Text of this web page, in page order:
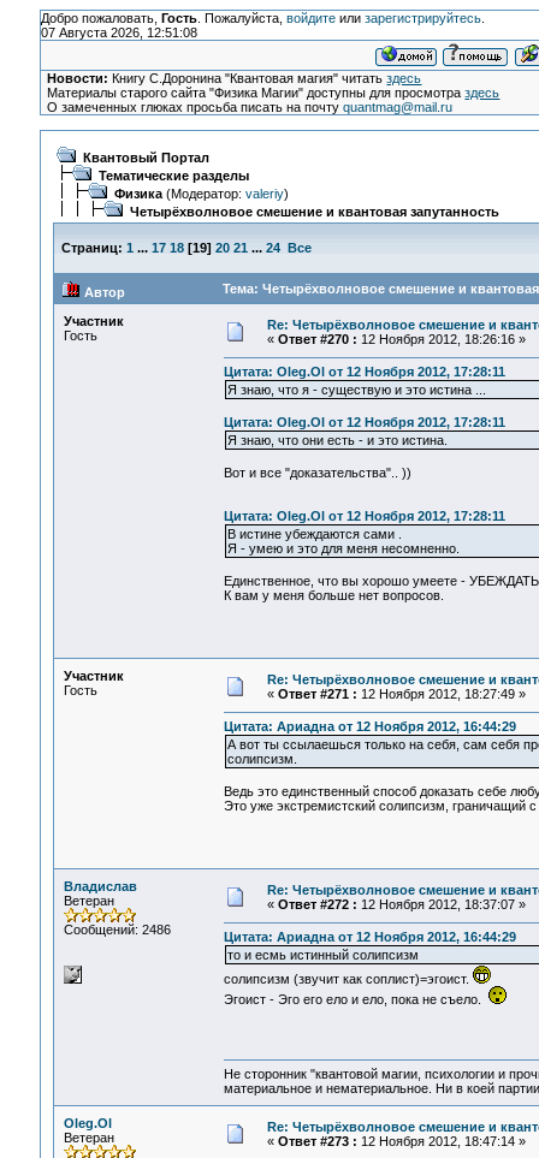
Добро пожаловать, Гость. Пожалуйста, войдитеили зарегистрируйтесь.
07 Августа 2026, 12:51:08
Новости: Книгу С.Доронина "Квантовая магия" читатьздесь
Материалы старого сайта "Физика Магии" доступны для просмотраздесь
О замеченных глюках просьба писать на почтуquantmag@mail.ru
Квантовый Портал
Тематические разделы
Физика(Модератор: valeriy)
Четырёхволновое смешение и квантовая запутанность
Страниц: 1 ... 17 18[19] 20 21 ... 24 Все
Автор Тема: Четырёхволновое смешение и
Участник
Гость
Re: Четырёхволновое смешение и
« Ответ #270 : 12 Ноября 2012, 18:26:16 »
Цитата: Oleg.Ol от 12 Ноября 2012, 17:28:11
Я знаю, что я - существую и это истина ...
Цитата: Oleg.Ol от 12 Ноября 2012, 17:28:11
Я знаю, что они есть - и это истина.
Вот и все "доказательства".. ))
Цитата: Oleg.Ol от 12 Ноября 2012, 17:28:11
В истине убеждаются сами .
Я - умею и это для меня несомненно.
Единственное, что вы хорошо умеете -
К вам у меня больше нет вопросов.
Участник
Гость
Re: Четырёхволновое смешение и
« Ответ #271 : 12 Ноября 2012, 18:27:49 »
Цитата: Ариадна от 12 Ноября 2012, 16:44:29
А вот ты ссылаешься только на себя, сам себя
солипсизм.
Ведь это единственный способ доказать себе
Это уже экстремистский солипсизм, граничащий
Владислав
Ветеран
Сообщений: 2486
Re: Четырёхволновое смешение и
« Ответ #272 : 12 Ноября 2012, 18:37:07 »
Цитата: Ариадна от 12 Ноября 2012, 16:44:29
то и есмь истинный солипсизм
солипсизм (звучит как соплист)=эгоист.
Эгоист - Эго его ело и ело, пока не съело.
Не сторонник "квантовой магии, психологии и
материальное и нематериальное. Ни в коей
Oleg.Ol
Ветеран
Re: Четырёхволновое смешение и
« Ответ #273 : 12 Ноября 2012, 18:47:14 »